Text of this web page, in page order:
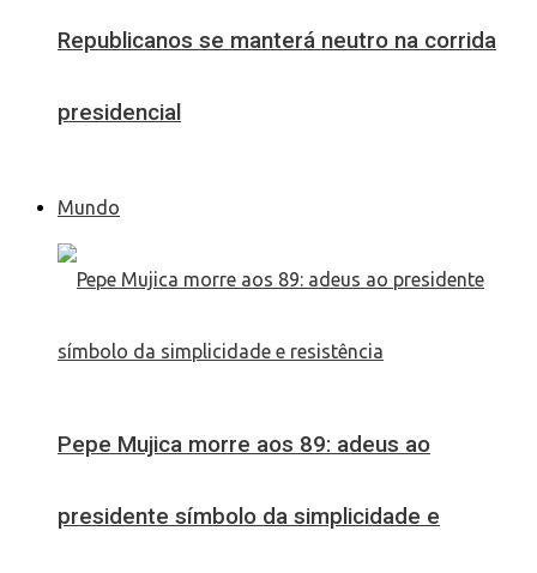
Republicanos se manterá neutro na corrida
presidencial
Mundo
Pepe Mujica morre aos 89: adeus ao
presidente símbolo da simplicidade e